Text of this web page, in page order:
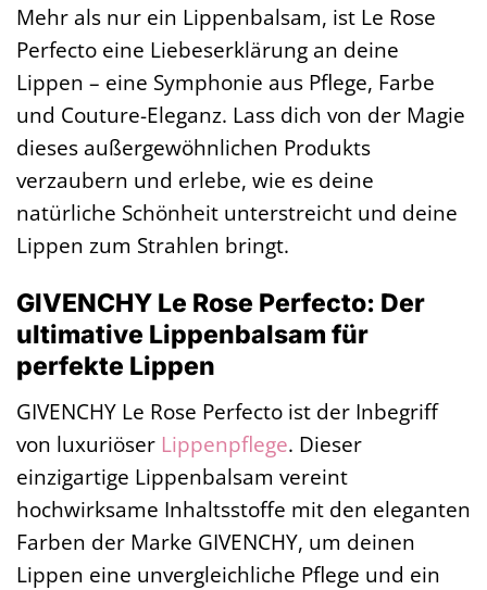
Mehr als nur ein Lippenbalsam, ist Le Rose
Perfecto eine Liebeserklärung an deine
Lippen – eine Symphonie aus Pflege, Farbe
und Couture-Eleganz. Lass dich von der Magie
dieses außergewöhnlichen Produkts
verzaubern und erlebe, wie es deine
natürliche Schönheit unterstreicht und deine
Lippen zum Strahlen bringt.
GIVENCHY Le Rose Perfecto: Der
ultimative Lippenbalsam für
perfekte Lippen
GIVENCHY Le Rose Perfecto ist der Inbegriff
von luxuriöser Lippenpflege. Dieser
einzigartige Lippenbalsam vereint
hochwirksame Inhaltsstoffe mit den eleganten
Farben der Marke GIVENCHY, um deinen
Lippen eine unvergleichliche Pflege und ein